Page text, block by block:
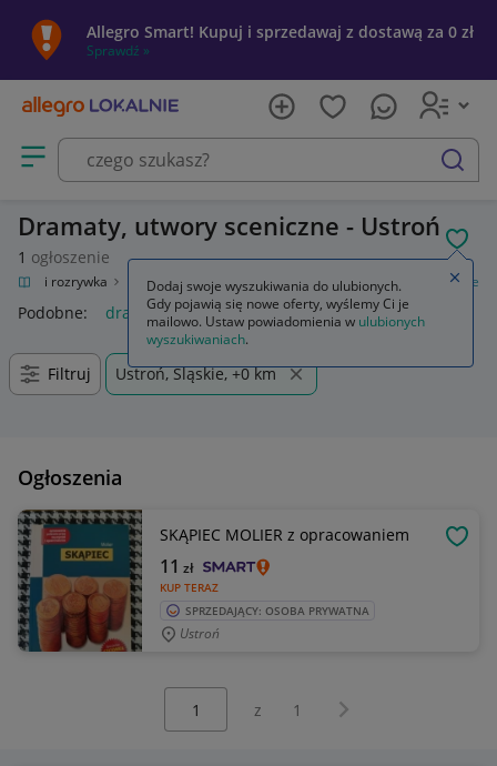
Allegro Smart! Kupuj i sprzedawaj z dostawą za 0 zł
Sprawdź »
Otwórz menu z kategoriami
szukaj
Dramaty, utwory sceniczne - Ustroń
1 ogłoszenie
i rozrywka Książki Literatura piękna Dramaty, utwory sceniczne
Podobne: dramaty utwory sceniczne
Filtruj Ustroń, Śląskie, +0 km
Ogłoszenia
SKĄPIEC MOLIER z opracowaniem
KUP TERAZ
11 zł
SPRZEDAJĄCY: OSOBA PRYWATNA
Ustroń
z 1 Następna strona
Dodaj swoje wyszukiwania do ulubionych.
Gdy pojawią się nowe oferty, wyślemy Ci je
mailowo. Ustaw powiadomienia w ulubionych
wyszukiwaniach.